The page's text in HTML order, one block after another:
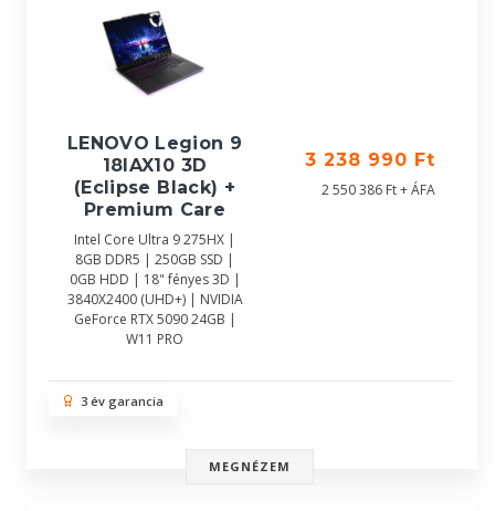
LENOVO Legion 9
18IAX10 3D
(Eclipse Black) +
Premium Care
Intel Core Ultra 9 275HX |
8GB DDR5 | 250GB SSD |
0GB HDD | 18" fényes 3D |
3840X2400 (UHD+) | NVIDIA
GeForce RTX 5090 24GB |
W11 PRO
3 238 990 Ft
2 550 386 Ft + ÁFA
3 év garancia
MEGNÉZEM